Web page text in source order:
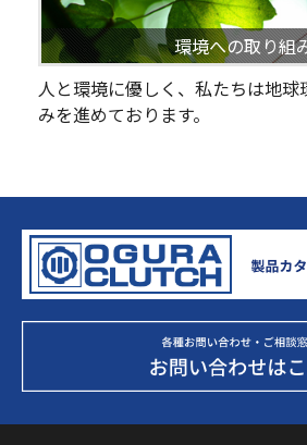
環境への取り組
人と環境に優しく、私たちは地
みを進めております。